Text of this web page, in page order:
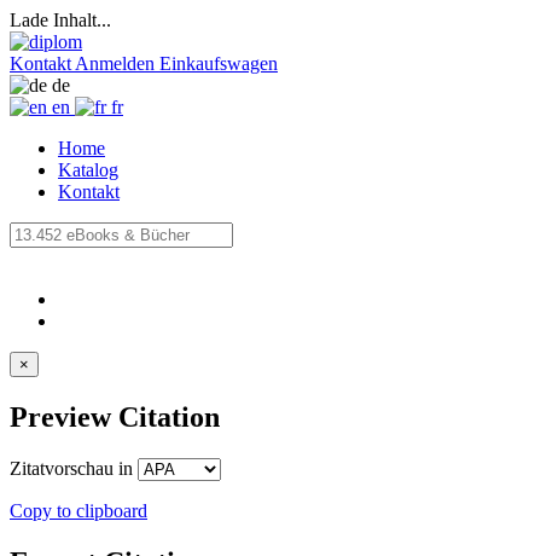
Lade Inhalt...
Kontakt Anmelden Einkaufswagen
de
en
fr
Home
Katalog
Kontakt
×
Preview Citation
Zitatvorschau in
Copy to clipboard